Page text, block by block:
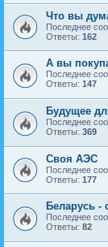
Что вы
Последнее
Ответы: 162
А вы
Последнее
Ответы: 147
Будущее
Последнее
Ответы: 369
Своя АЭС
Последнее
Ответы: 177
Беларусь -
Последнее
Ответы: 82